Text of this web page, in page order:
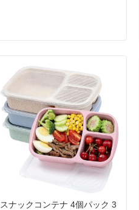
スナックコンテナ 4個パック 3